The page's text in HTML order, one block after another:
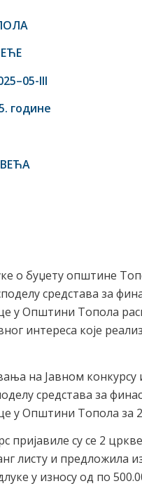
–05-III
. године
о буџету општине
средстава за
у Општини Топола
интереса које
на Јавном конкурсу
средстава за
у Општини Топола за
пријавиле су се 2
листу и предложила
у износу од по